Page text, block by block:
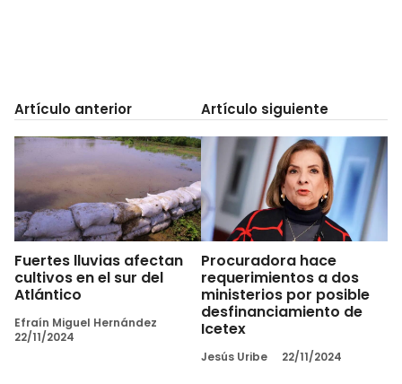
Artículo anterior
Fuertes lluvias afectan
cultivos en el sur del
Atlántico
Efraín Miguel Hernández
22/11/2024
Artículo siguiente
Procuradora hace
requerimientos a dos
ministerios por posible
desfinanciamiento de
Icetex
Jesús Uribe 22/11/2024